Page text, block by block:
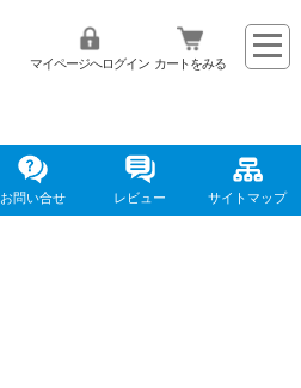
マイページへログイン カートをみる
お問い合せ レビュー サイトマップ